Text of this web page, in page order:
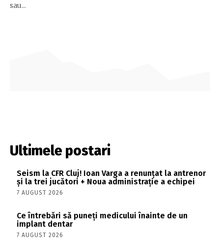
sau...
Ultimele postari
Seism la CFR Cluj! Ioan Varga a renunțat la antrenor
și la trei jucători + Noua administrație a echipei
7 AUGUST 2026
Ce întrebări să puneți medicului înainte de un
implant dentar
7 AUGUST 2026